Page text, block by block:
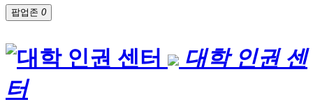
팝업존 0
대학 인권 센
터